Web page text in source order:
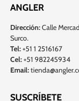
ANGLER
Dirección:Calle
Surco.
Tel:+51 1 2516167
Cel:+51 982245934
Email:
SUSCRÍBETE